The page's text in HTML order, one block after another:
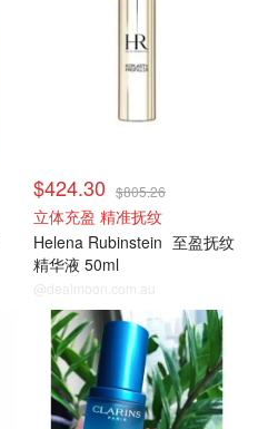
$424.30 $805.26
立体充盈 精准抚纹
Helena Rubinstein 至盈抚纹
精华液 50ml
@dealmoon.com.au